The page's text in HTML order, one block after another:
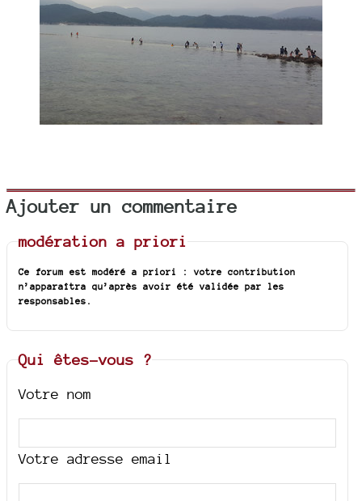
Ajouter un commentaire
modération a priori
Ce forum est modéré a priori : votre contribution
n’apparaîtra qu’après avoir été validée par les
responsables.
Qui êtes-vous ?
Votre nom
Votre adresse email